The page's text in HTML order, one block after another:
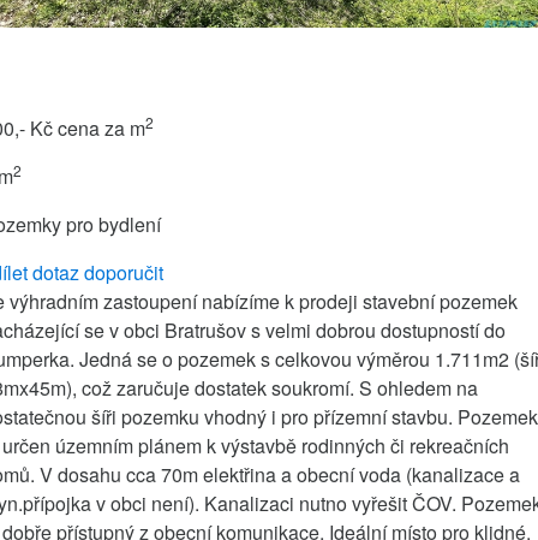
Kčcena za m2
2
pro bydlení
dotazdoporučit
výhradním zastoupení nabízíme k prodeji stavební pozemek
se v obci Bratrušov s velmi dobrou dostupností do
Jedná se o pozemek s celkovou výměrou 1.711m2
což zaručuje dostatek soukromí. S ohledem na
šíři pozemku vhodný i pro přízemní stavbu. Pozemek
územním plánem k výstavbě rodinných či rekreačních
V dosahu cca 70m elektřina a obecní voda (kanalizace a
v obci není). Kanalizaci nutno vyřešit ČOV.
přístupný z obecní komunikace. Ideální místo pro klidné,